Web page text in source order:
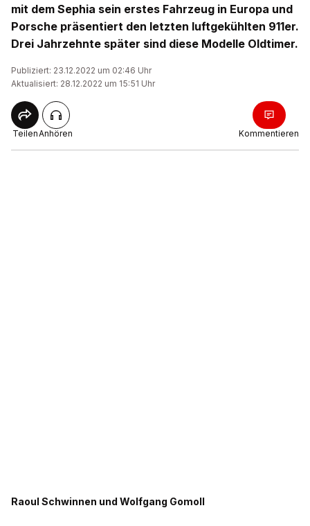
mit dem Sephia sein erstes Fahrzeug in Europa und
Porsche präsentiert den letzten luftgekühlten 911er.
Drei Jahrzehnte später sind diese Modelle Oldtimer.
Publiziert: 23.12.2022 um 02:46 Uhr
Aktualisiert: 28.12.2022 um 15:51 Uhr
TeilenAnhören Kommentieren
Raoul Schwinnen und Wolfgang Gomoll